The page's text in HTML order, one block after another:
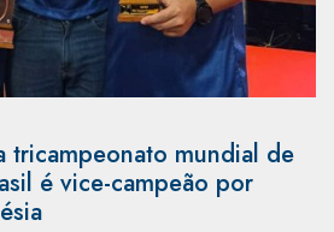
tricampeonato mundial de
é vice-campeão por